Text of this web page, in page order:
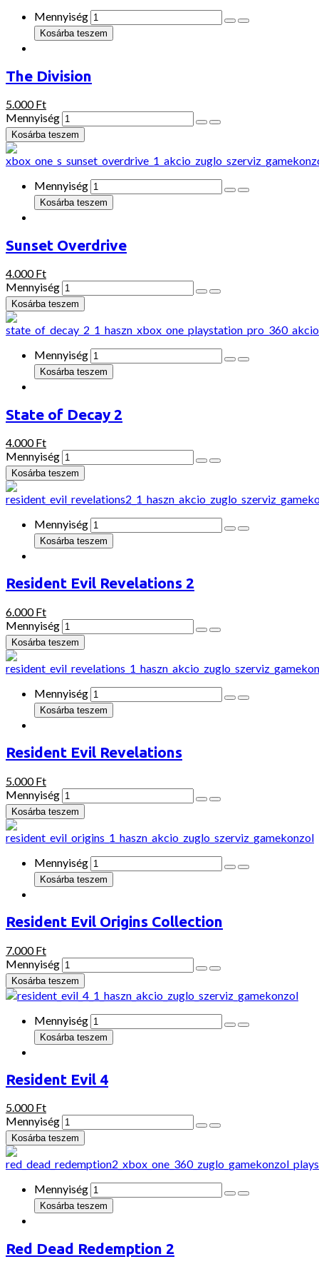
Mennyiség
The Division
5.000 Ft
Mennyiség
Mennyiség
Sunset Overdrive
4.000 Ft
Mennyiség
Mennyiség
State of Decay 2
4.000 Ft
Mennyiség
Mennyiség
Resident Evil Revelations 2
6.000 Ft
Mennyiség
Mennyiség
Resident Evil Revelations
5.000 Ft
Mennyiség
Mennyiség
Resident Evil Origins Collection
7.000 Ft
Mennyiség
Mennyiség
Resident Evil 4
5.000 Ft
Mennyiség
Mennyiség
Red Dead Redemption 2